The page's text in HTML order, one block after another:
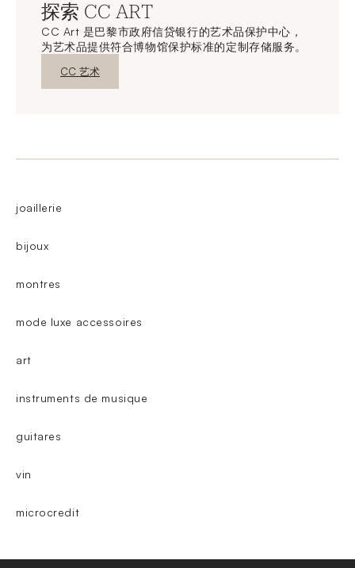
探索 CC ART
CC Art 是巴黎市政府信贷银行的艺术品保护中心，
为艺术品提供符合博物馆保护标准的定制存储服务。
新窗口发现
CC 艺术
joaillerie
bijoux
montres
mode luxe accessoires
art
instruments de musique
guitares
vin
microcredit